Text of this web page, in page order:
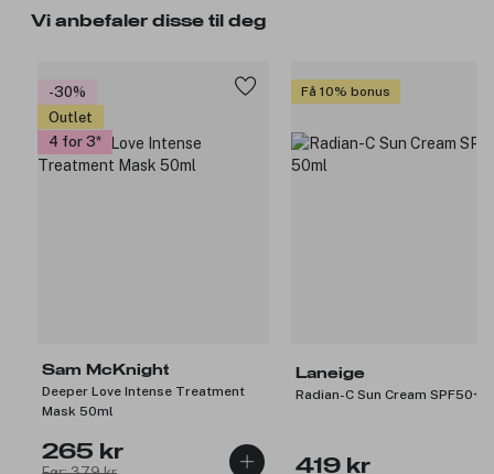
Vi anbefaler disse til deg
-30%
Outlet
4 for 3
Sam McKnight
Deeper Love Intense Treatment
Mask 50ml
265 kr
Få 10% bonus
Laneige
Radian-C Sun Cream SPF50+
419 kr